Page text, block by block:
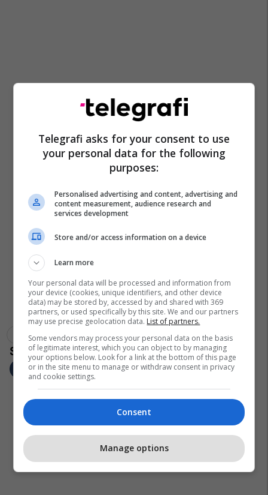
Serie A Eusebio Di Francesco Roma
Telegrafi asks for your consent to use
your personal data for the following
purposes:
Personalised advertising and content, advertising and
content measurement, audience research and
services development
Store and/or access information on a device
Learn more
Your personal data will be processed and information from
your device (cookies, unique identifiers, and other device
data) may be stored by, accessed by and shared with 369
partners, or used specifically by this site. We and our partners
may use precise geolocation data. List of partners.
Some vendors may process your personal data on the basis
of legitimate interest, which you can object to by managing
your options below. Look for a link at the bottom of this page
or in the site menu to manage or withdraw consent in privacy
and cookie settings.
Consent
Manage options